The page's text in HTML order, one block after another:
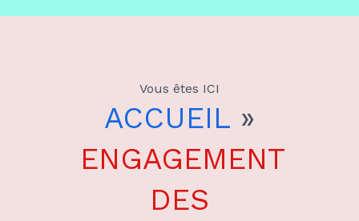
Aller
Vous êtes ICI
ACCUEIL »
ENGAGEMENT
DES